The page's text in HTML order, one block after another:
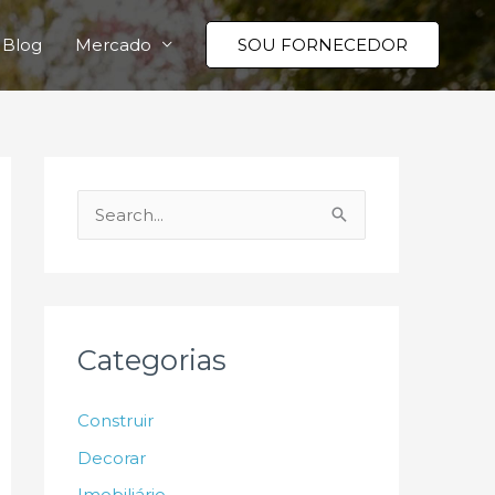
Blog Mercado SOU FORNECEDOR
e
i
r
Categorias
Construir
Decorar